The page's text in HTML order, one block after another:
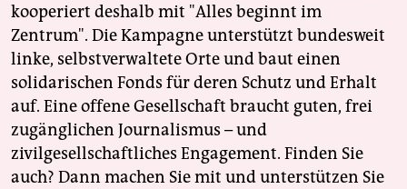
kooperiert deshalb mit "Alles beginnt im
Zentrum". Die Kampagne unterstützt bundesweit
linke, selbstverwaltete Orte und baut einen
solidarischen Fonds für deren Schutz und Erhalt
auf. Eine offene Gesellschaft braucht guten, frei
zugänglichen Journalismus – und
zivilgesellschaftliches Engagement. Finden Sie
auch? Dann machen Sie mit und unterstützen Sie